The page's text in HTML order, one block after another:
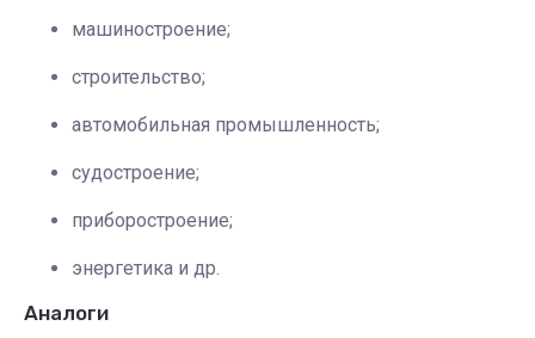
машиностроение;
строительство;
автомобильная промышленность;
судостроение;
приборостроение;
энергетика и др.
Аналоги